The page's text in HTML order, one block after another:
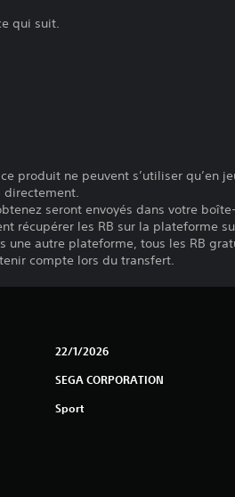
qui suit.
produit ne peuvent s’utiliser qu’en
directement.
seront envoyés dans votre
récupérer les RB sur la plateforme
une autre plateforme, tous les RB
compte lors du transfert.
22/1/2026
SEGA CORPORATION
Sport